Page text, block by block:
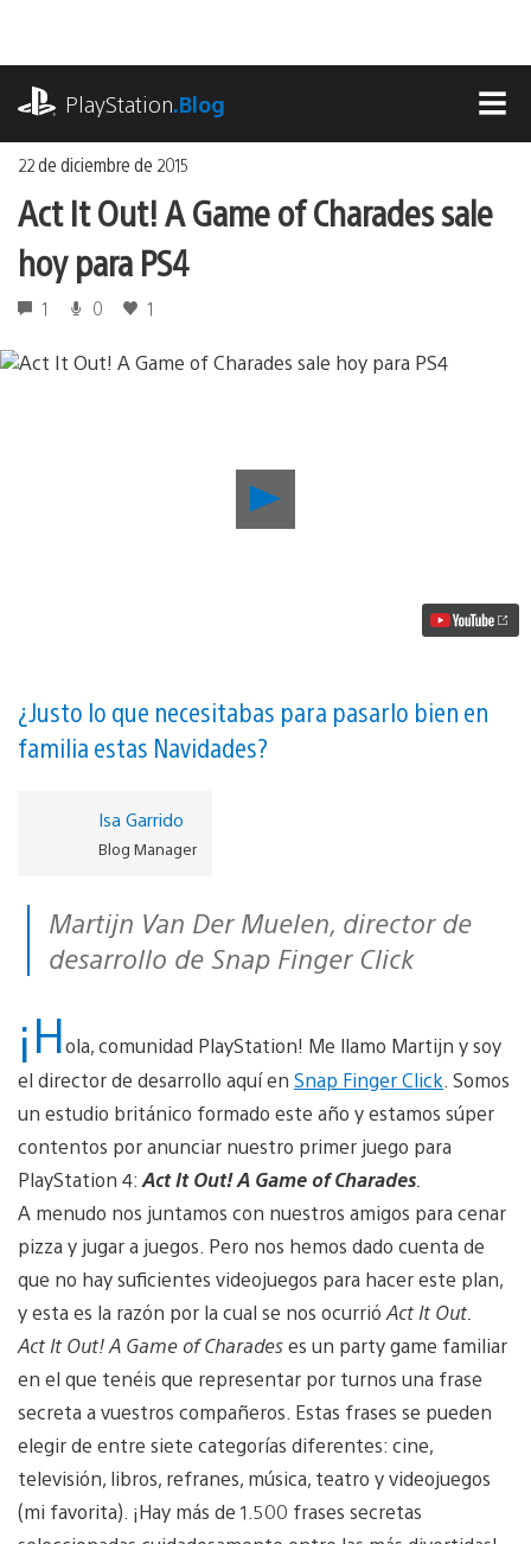
contenido
PlayStation.Blog
22 de diciembre de 2015
Act It Out! A Game of Charades sale
hoy para PS4
1 0 1
It
para
PS4
¿Justo lo que necesitabas para pasarlo bien en
familia estas Navidades?
Isa Garrido
Blog Manager
Martijn Van Der Muelen, director de
desarrollo de Snap Finger Click
¡Hola, comunidad PlayStation! Me llamo Martijn y soy
el director de desarrollo aquí en Snap Finger Click . Somos
un estudio británico formado este año y estamos súper
contentos por anunciar nuestro primer juego para
PlayStation 4: Act It Out! A Game of Charades
A menudo nos juntamos con nuestros amigos para cenar
pizza y jugar a juegos. Pero nos hemos dado cuenta de
que no hay suficientes videojuegos para hacer este plan,
y esta es la razón por la cual se nos ocurrió Act It Out.
Act It Out! A Game of Charadeses un party game familiar
en el que tenéis que representar por turnos una frase
secreta a vuestros compañeros. Estas frases se pueden
elegir de entre siete categorías diferentes: cine,
televisión, libros, refranes, música, teatro y videojuegos
(mi favorita). ¡Hay más de 1.500 frases secretas